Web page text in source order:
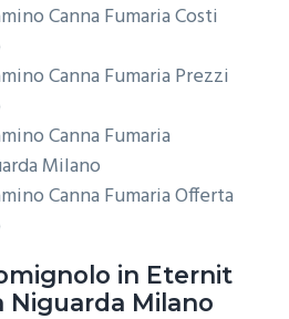
Canna Fumaria Costi
Canna Fumaria Prezzi
Canna Fumaria
Milano
Canna Fumaria Offerta
in Eternit
Niguarda Milano